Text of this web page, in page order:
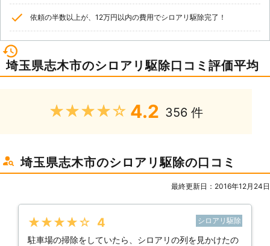
依頼の半数以上が、12万円以内の費用でシロアリ駆除完了！
埼玉県志木市のシロアリ駆除口コミ評価平均
★★★★★ 4.2 356 件
埼玉県志木市のシロアリ駆除の口コミ
最終更新日：2016年12月24日
★★★★★ 4 シロアリ駆除
駐車場の掃除をしていたら、シロアリの列を見かけたの